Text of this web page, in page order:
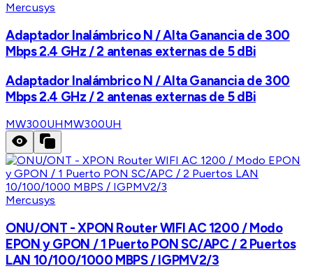
Mercusys
Adaptador Inalámbrico N / Alta Ganancia de 300
Mbps 2.4 GHz / 2 antenas externas de 5 dBi
Adaptador Inalámbrico N / Alta Ganancia de 300
Mbps 2.4 GHz / 2 antenas externas de 5 dBi
MW300UHMW300UH
Mercusys
ONU/ONT - XPON Router WIFI AC 1200 / Modo
EPON y GPON / 1 Puerto PON SC/APC / 2 Puertos
LAN 10/100/1000 MBPS / IGPMV2/3